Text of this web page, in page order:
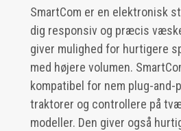
SmartCom er en elektronisk
dig responsiv og præcis
giver mulighed for hurtigere
med højere volumen.
kompatibel for nem plug-
traktorer og controllere på
modeller. Den giver også